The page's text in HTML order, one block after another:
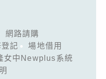
網路請購
記
場地借用
女中Newplus系統